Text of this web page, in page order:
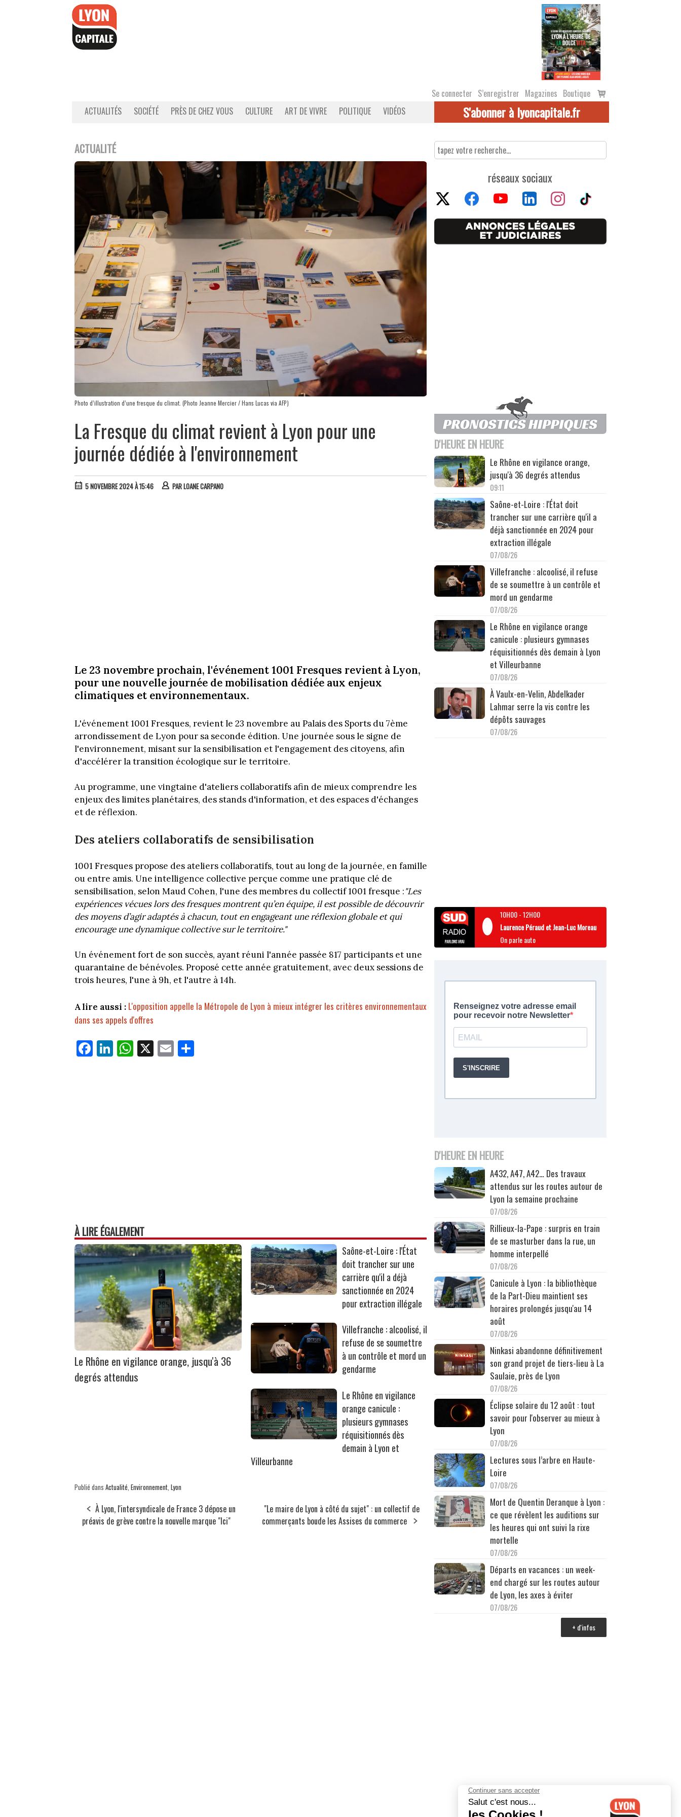
Se connecter S’enregistrer Magazines Boutique
Voir
le
ACTUALITÉS SOCIÉTÉ PRÈS DE CHEZ VOUS CULTURE ART DE VIVRE POLITIQUE VIDÉOS S'abonner à lyoncapitale.fr
ACTUALITÉ
Photo d’illustration d’une fresque du climat. (Photo Jeanne Mercier / Hans Lucas via AFP)
La Fresque du climat revient à Lyon pour une
journée dédiée à l'environnement
5 NOVEMBRE 2024 À 15:46 PARLOANE CARPANO
Le 23 novembre prochain, l'événement 1001 Fresques revient à Lyon,
pour une nouvelle journée de mobilisation dédiée aux enjeux
climatiques et environnementaux.
L'événement 1001 Fresques, revient le 23 novembre au Palais des Sports du 7ème
arrondissement de Lyon pour sa seconde édition. Une journée sous le signe de
l'environnement, misant sur la sensibilisation et l'engagement des citoyens, afin
d'accélérer la transition écologique sur le territoire.
Au programme, une vingtaine d'ateliers collaboratifs afin de mieux comprendre les
enjeux des limites planétaires, des stands d'information, et des espaces d'échanges
et de réflexion.
Des ateliers collaboratifs de sensibilisation
1001 Fresques propose des ateliers collaboratifs, tout au long de la journée, en famille
ou entre amis. Une intelligence collective perçue comme une pratique clé de
sensibilisation, selon Maud Cohen, l'une des membres du collectif 1001 fresque :"Les
expériences vécues lors des fresques montrent qu’en équipe, il est possible de découvrir
des moyens d’agir adaptés à chacun, tout en engageant une réflexion globale et qui
encourage une dynamique collective sur le territoire."
Un événement fort de son succès, ayant réuni l'année passée 817 participants et une
quarantaine de bénévoles. Proposé cette année gratuitement, avec deux sessions de
trois heures, l'une à 9h, et l'autre à 14h.
A lire aussi : L'opposition appelle la Métropole de Lyon à mieux intégrer les critères environnementaux
dans ses appels d'offres
Fa
ce
Li
nk
W
ha
X E
m
À LIRE ÉGALEMENT
Le Rhône en vigilance orange, jusqu'à 36
degrés attendus
Saône-et-Loire : l'État
doit trancher sur une
carrière qu'il a déjà
sanctionnée en 2024
pour extraction illégale
Villefranche : alcoolisé, il
refuse de se soumettre
à un contrôle et mord un
gendarme
Le Rhône en vigilance
orange canicule :
plusieurs gymnases
réquisitionnés dès
demain à Lyon et
Villeurbanne
Publié dans Actualité, Environnement, Lyon
À Lyon, l'intersyndicale de France 3 dépose un
préavis de grève contre la nouvelle marque "Ici"
"Le maire de Lyon à côté du sujet" : un collectif de
commerçants boude les Assises du commerce
réseaux sociaux
D'HEURE EN HEURE
Le Rhône en vigilance orange,
jusqu'à 36 degrés attendus
09:11
Saône-et-Loire : l'État doit
trancher sur une carrière qu'il a
déjà sanctionnée en 2024 pour
extraction illégale
07/08/26
Villefranche : alcoolisé, il refuse
de se soumettre à un contrôle et
mord un gendarme
07/08/26
Le Rhône en vigilance orange
canicule : plusieurs gymnases
réquisitionnés dès demain à Lyon
et Villeurbanne
07/08/26
À Vaulx-en-Velin, Abdelkader
Lahmar serre la vis contre les
dépôts sauvages
07/08/26
10H00-12H00
Laurence Péraud et Jean-Luc Moreau
On parle auto
D'HEURE EN HEURE
A432, A47, A42… Des travaux
attendus sur les routes autour de
Lyon la semaine prochaine
07/08/26
Rillieux-la-Pape : surpris en train
de se masturber dans la rue, un
homme interpellé
07/08/26
Canicule à Lyon : la bibliothèque
de la Part-Dieu maintient ses
horaires prolongés jusqu'au 14
août
07/08/26
Ninkasi abandonne définitivement
son grand projet de tiers-lieu à La
Saulaie, près de Lyon
07/08/26
Éclipse solaire du 12 août : tout
savoir pour l'observer au mieux à
Lyon
07/08/26
Lectures sous l’arbre en Haute-
Loire
07/08/26
Mort de Quentin Deranque à Lyon :
ce que révèlent les auditions sur
les heures qui ont suivi la rixe
mortelle
07/08/26
Départs en vacances : un week-
end chargé sur les routes autour
de Lyon, les axes à éviter
07/08/26
+ d'infos